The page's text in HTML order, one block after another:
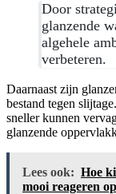
Door
glanzende
algehele
verbeteren.
Daarnaast zijn
bestand tegen
sneller kunnen
glanzende
Lees ook: Hoe
mooi reageren